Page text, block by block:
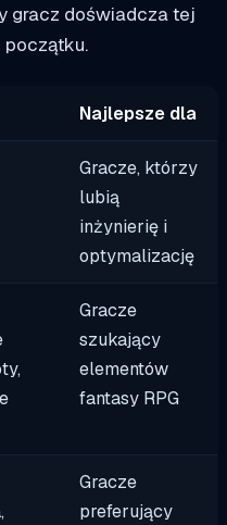
gracz doświadcza tej
Najlepsze dla
Gracze, którzy
lubią
inżynierię i
optymalizację
Gracze
szukający
elementów
fantasy RPG
Gracze
preferujący